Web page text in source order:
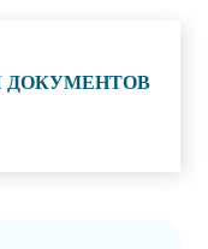
ДОКУМЕНТОВ